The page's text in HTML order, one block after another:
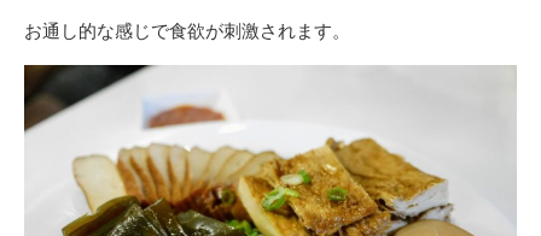
お通し的な感じで食欲が刺激されます。